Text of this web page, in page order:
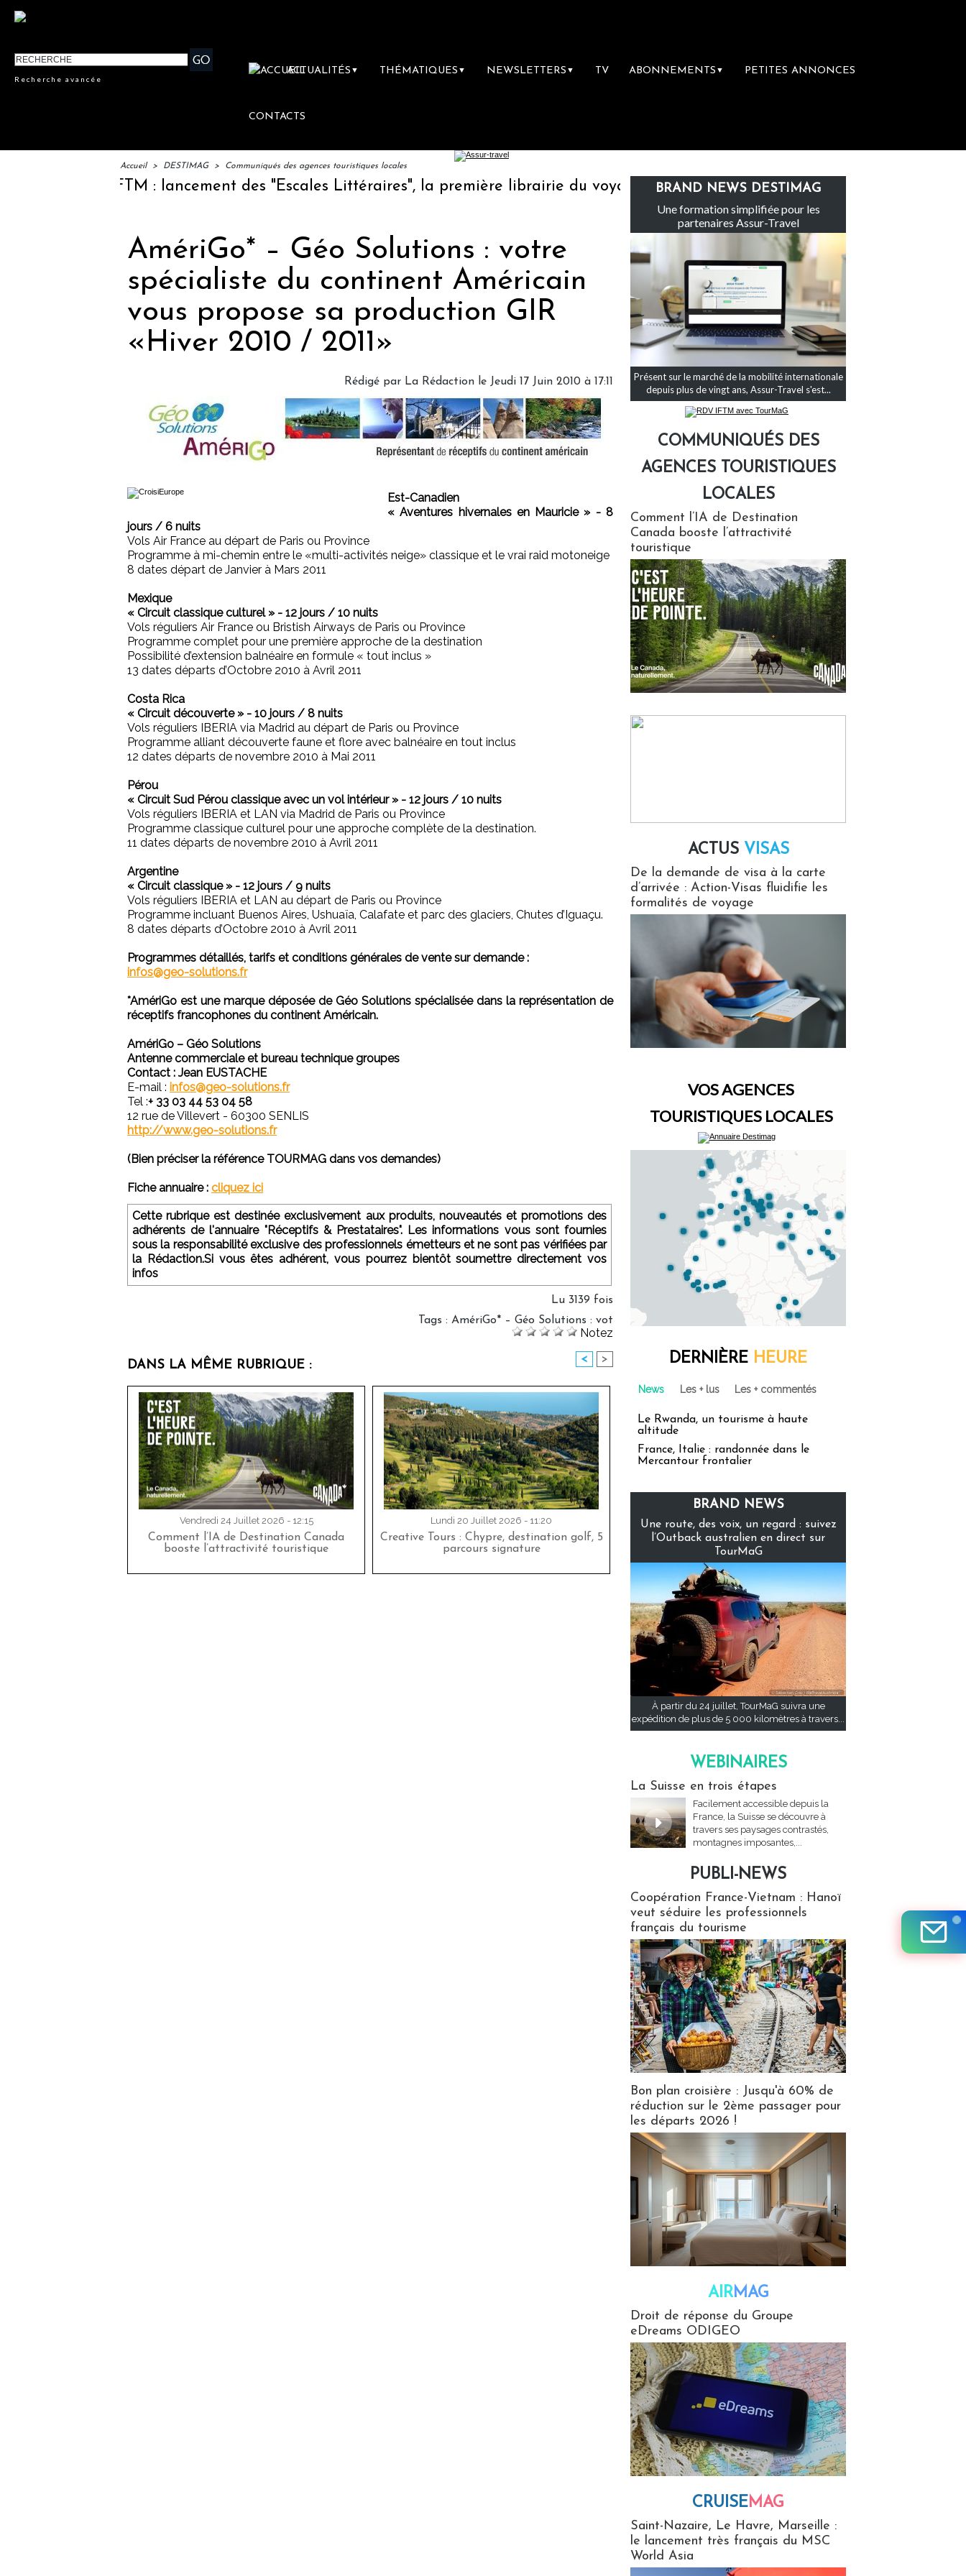
Recherche avancée
ACTUALITÉS ▼ THÉMATIQUES ▼ NEWSLETTERS ▼ TV ABONNEMENTS ▼ PETITES ANNONCES
CONTACTS
Accueil > DESTIMAG > Communiqués des agences touristiques locales
IFTM : lancement des "Escales Littéraires", la première librairie du voyage Le groupe Sainte-Claire rachète Eden Tour
AmériGo* – Géo Solutions : votre
spécialiste du continent Américain
vous propose sa production GIR
«Hiver 2010 / 2011»
Rédigé par La Rédaction le Jeudi 17 Juin 2010 à 17:11
Est-Canadien
« Aventures hivernales en Mauricie » - 8
jours / 6 nuits
Vols Air France au départ de Paris ou Province
Programme à mi-chemin entre le «multi-activités neige» classique et le vrai raid motoneige
8 dates départ de Janvier à Mars 2011
Mexique
« Circuit classique culturel » - 12 jours / 10 nuits
Vols réguliers Air France ou Bristish Airways de Paris ou Province
Programme complet pour une première approche de la destination
Possibilité d’extension balnéaire en formule « tout inclus »
13 dates départs d’Octobre 2010 à Avril 2011
Costa Rica
« Circuit découverte » - 10 jours / 8 nuits
Vols réguliers IBERIA via Madrid au départ de Paris ou Province
Programme alliant découverte faune et flore avec balnéaire en tout inclus
12 dates départs de novembre 2010 à Mai 2011
Pérou
« Circuit Sud Pérou classique avec un vol intérieur » - 12 jours / 10 nuits
Vols réguliers IBERIA et LAN via Madrid de Paris ou Province
Programme classique culturel pour une approche complète de la destination.
11 dates départs de novembre 2010 à Avril 2011
Argentine
« Circuit classique » - 12 jours / 9 nuits
Vols réguliers IBERIA et LAN au départ de Paris ou Province
Programme incluant Buenos Aires, Ushuaïa, Calafate et parc des glaciers, Chutes d’Iguaçu.
8 dates départs d’Octobre 2010 à Avril 2011
Programmes détaillés, tarifs et conditions générales de vente sur demande :
infos@geo-solutions.fr
*AmériGo est une marque déposée de Géo Solutions spécialisée dans la représentation de
réceptifs francophones du continent Américain.
AmériGo – Géo Solutions
Antenne commerciale et bureau technique groupes
Contact : Jean EUSTACHE
E-mail : infos@geo-solutions.fr
Tel :+ 33 03 44 53 04 58
12 rue de Villevert - 60300 SENLIS
http://www.geo-solutions.fr
(Bien préciser la référence TOURMAG dans vos demandes)
Fiche annuaire : cliquez ici
Cette rubrique est destinée exclusivement aux produits, nouveautés et promotions des
adhérents de l'annuaire "Réceptifs & Prestataires". Les informations vous sont fournies
sous la responsabilité exclusive des professionnels émetteurs et ne sont pas vérifiées par
la Rédaction.Si vous êtes adhérent, vous pourrez bientôt soumettre directement vos
infos
Lu 3139 fois
Tags : AmériGo* – Géo Solutions : vot
Notez
DANS LA MÊME RUBRIQUE : < >
Vendredi 24 Juillet 2026 - 12:15
Comment l’IA de Destination Canada
booste l’attractivité touristique
Lundi 20 Juillet 2026 - 11:20
Creative Tours : Chypre, destination golf, 5
parcours signature
BRAND NEWS DESTIMAG
Une formation simplifiée pour les
partenaires Assur-Travel
Présent sur le marché de la mobilité internationale
depuis plus de vingt ans, Assur-Travel s'est...
COMMUNIQUÉS DES
AGENCES TOURISTIQUES
LOCALES
Comment l’IA de Destination
Canada booste l’attractivité
touristique
ACTUS VISAS
De la demande de visa à la carte
d’arrivée : Action-Visas fluidifie les
formalités de voyage
VOS AGENCES
TOURISTIQUES LOCALES
DERNIÈRE HEURE
News Les + lus Les + commentés
Le Rwanda, un tourisme à haute
altitude
France, Italie : randonnée dans le
Mercantour frontalier
BRAND NEWS
Une route, des voix, un regard : suivez
l’Outback australien en direct sur
TourMaG
À partir du 24 juillet, TourMaG suivra une
expédition de plus de 5 000 kilomètres à travers...
WEBINAIRES
La Suisse en trois étapes
Facilement accessible depuis la
France, la Suisse se découvre à
travers ses paysages contrastés,
montagnes imposantes,...
PUBLI-NEWS
Coopération France-Vietnam : Hanoï
veut séduire les professionnels
français du tourisme
Bon plan croisière : Jusqu'à 60% de
réduction sur le 2ème passager pour
les départs 2026 !
AIRMAG
Droit de réponse du Groupe
eDreams ODIGEO
CRUISEMAG
Saint-Nazaire, Le Havre, Marseille :
le lancement très français du MSC
World Asia